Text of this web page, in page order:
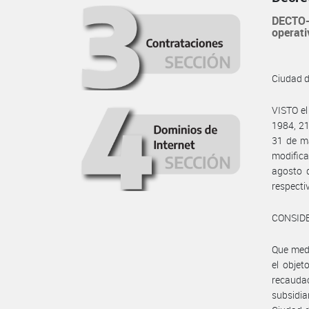
Ciudad
VISTO
1984,
31 de
agosto
Que
el